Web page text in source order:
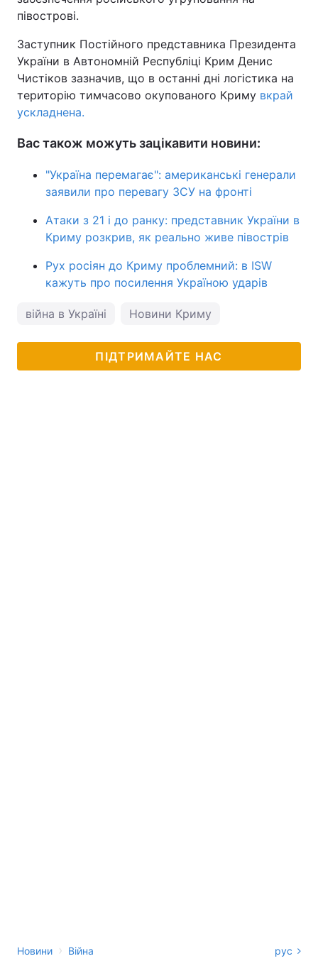
півострові.
Заступник Постійного представника Президента
України в Автономній Республіці Крим Денис
Чистіков зазначив, що в останні дні логістика на
територію тимчасово окупованого Криму вкрай
ускладнена.
Вас також можуть зацікавити новини:
"Україна перемагає": американські генерали
заявили про перевагу ЗСУ на фронті
Атаки з 21 і до ранку: представник України в
Криму розкрив, як реально живе півострів
Рух росіян до Криму проблемний: в ISW
кажуть про посилення Україною ударів
війна в Україні Новини Криму
ПІДТРИМАЙТЕ НАС
Новини › Війна рус